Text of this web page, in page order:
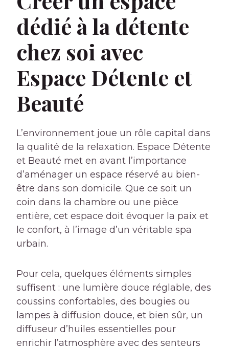
dédié à la détente
chez soi avec
Espace Détente et
Beauté
L’environnement joue un rôle capital dans
la qualité de la relaxation. Espace Détente
et Beauté met en avant l’importance
d’aménager un espace réservé au bien-
être dans son domicile. Que ce soit un
coin dans la chambre ou une pièce
entière, cet espace doit évoquer la paix et
le confort, à l’image d’un véritable spa
urbain.
Pour cela, quelques éléments simples
suffisent : une lumière douce réglable, des
coussins confortables, des bougies ou
lampes à diffusion douce, et bien sûr, un
diffuseur d’huiles essentielles pour
enrichir l’atmosphère avec des senteurs